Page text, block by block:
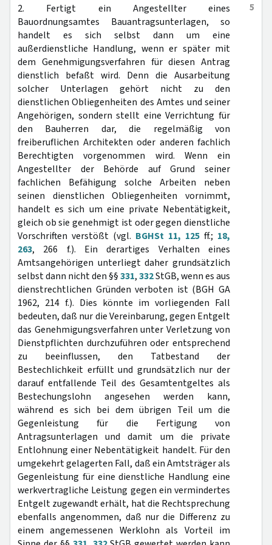
5
2. Fertigt ein Angestellter eines
Bauordnungsamtes Bauantragsunterlagen, so
handelt es sich selbst dann um eine
außerdienstliche Handlung, wenn er später mit
dem Genehmigungsverfahren für diesen Antrag
dienstlich befaßt wird. Denn die Ausarbeitung
solcher Unterlagen gehört nicht zu den
dienstlichen Obliegenheiten des Amtes und seiner
Angehörigen, sondern stellt eine Verrichtung für
den Bauherren dar, die regelmäßig von
freiberuflichen Architekten oder anderen fachlich
Berechtigten vorgenommen wird. Wenn ein
Angestellter der Behörde auf Grund seiner
fachlichen Befähigung solche Arbeiten neben
seinen dienstlichen Obliegenheiten vornimmt,
handelt es sich um eine private Nebentätigkeit,
gleich ob sie genehmigt ist oder gegen dienstliche
Vorschriften verstößt (vgl. BGHSt 11, 125 ff.; 18,
263, 266 f.). Ein derartiges Verhalten eines
Amtsangehörigen unterliegt daher grundsätzlich
selbst dann nicht den §§331,332StGB, wenn es aus
dienstrechtlichen Gründen verboten ist (BGH GA
1962, 214 f.). Dies könnte im vorliegenden Fall
bedeuten, daß nur die Vereinbarung, gegen Entgelt
das Genehmigungsverfahren unter Verletzung von
Dienstpflichten durchzuführen oder entsprechend
zu beeinflussen, den Tatbestand der
Bestechlichkeit erfüllt und grundsätzlich nur der
darauf entfallende Teil des Gesamtentgeltes als
Bestechungslohn angesehen werden kann,
während es sich bei dem übrigen Teil um die
Gegenleistung für die Fertigung von
Antragsunterlagen und damit um die private
Entlohnung einer Nebentätigkeit handelt. Für den
umgekehrt gelagerten Fall, daß ein Amtsträger als
Gegenleistung für eine dienstliche Handlung eine
werkvertragliche Leistung gegen ein vermindertes
Entgelt zugewandt erhält, hat die Rechtsprechung
ebenfalls angenommen, daß nur die Differenz zu
einem angemessenen Werklohn als Vorteil im